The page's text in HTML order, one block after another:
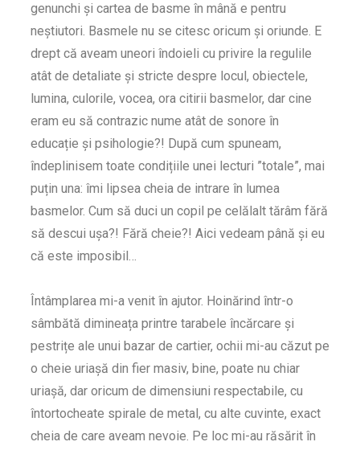
genunchi și cartea de basme în mână e pentru
neștiutori. Basmele nu se citesc oricum și oriunde. E
drept că aveam uneori îndoieli cu privire la regulile
atât de detaliate și stricte despre locul, obiectele,
lumina, culorile, vocea, ora citirii basmelor, dar cine
eram eu să contrazic nume atât de sonore în
educație și psihologie?! După cum spuneam,
îndeplinisem toate condițiile unei lecturi ”totale”, mai
puțin una: îmi lipsea cheia de intrare în lumea
basmelor. Cum să duci un copil pe celălalt tărâm fără
să descui ușa?! Fără cheie?! Aici vedeam până și eu
că este imposibil…
Întâmplarea mi-a venit în ajutor. Hoinărind într-o
sâmbătă dimineața printre tarabele încărcare și
pestrițe ale unui bazar de cartier, ochii mi-au căzut pe
o cheie uriașă din fier masiv, bine, poate nu chiar
uriașă, dar oricum de dimensiuni respectabile, cu
întortocheate spirale de metal, cu alte cuvinte, exact
cheia de care aveam nevoie. Pe loc mi-au răsărit în